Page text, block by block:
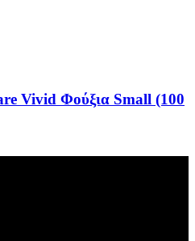
Vivid Φούξια Small (100